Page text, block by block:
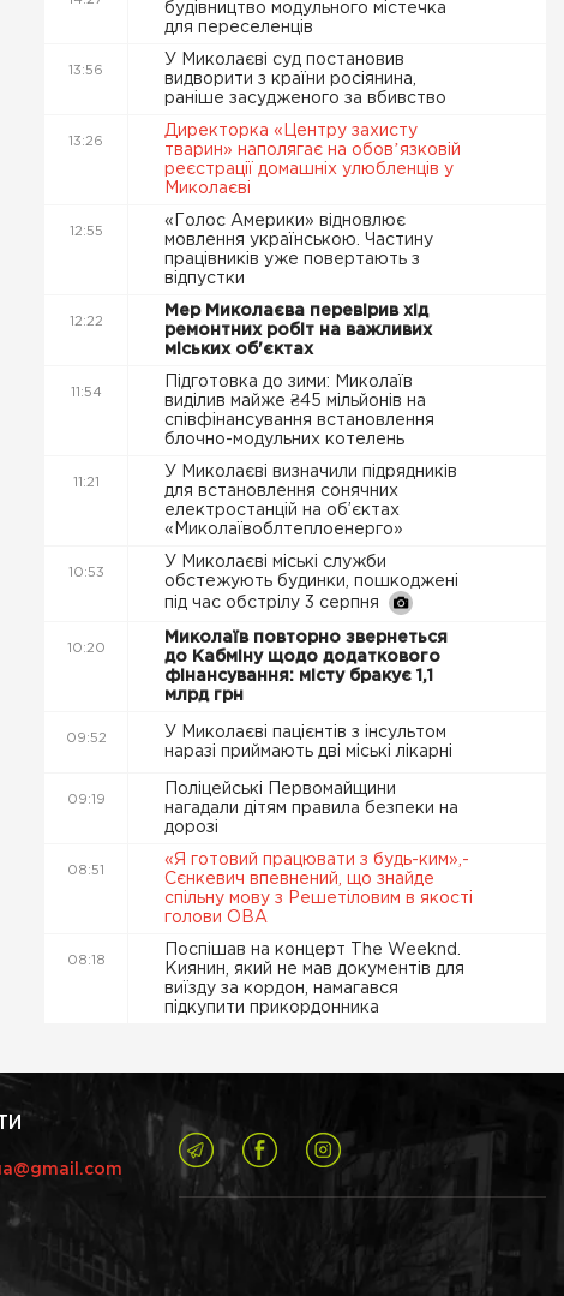
будівництво модульного містечка
для переселенців
13:56
У Миколаєві суд постановив
видворити з країни росіянина,
раніше засудженого за вбивство
13:26
Директорка «Центру захисту
тварин» наполягає на обовʼязковій
реєстрації домашніх улюбленців у
Миколаєві
12:55
«Голос Америки» відновлює
мовлення українською. Частину
працівників уже повертають з
відпустки
12:22
Мер Миколаєва перевірив хід
ремонтних робіт на важливих
міських об'єктах
11:54
Підготовка до зими: Миколаїв
виділив майже ₴45 мільйонів на
співфінансування встановлення
блочно-модульних котелень
11:21
У Миколаєві визначили підрядників
для встановлення сонячних
електростанцій на об’єктах
«Миколаївоблтеплоенерго»
10:53
У Миколаєві міські служби
обстежують будинки, пошкоджені
під час обстрілу 3 серпня
10:20
Миколаїв повторно звернеться
до Кабміну щодо додаткового
фінансування: місту бракує 1,1
млрд грн
09:52
У Миколаєві пацієнтів з інсультом
наразі приймають дві міські лікарні
09:19
Поліцейські Первомайщини
нагадали дітям правила безпеки на
дорозі
08:51
«Я готовий працювати з будь-ким»,-
Сєнкевич впевнений, що знайде
спільну мову з Решетіловим в якості
голови ОВА
08:18
Поспішав на концерт The Weeknd.
Киянин, який не мав документів для
виїзду за кордон, намагався
підкупити прикордонника